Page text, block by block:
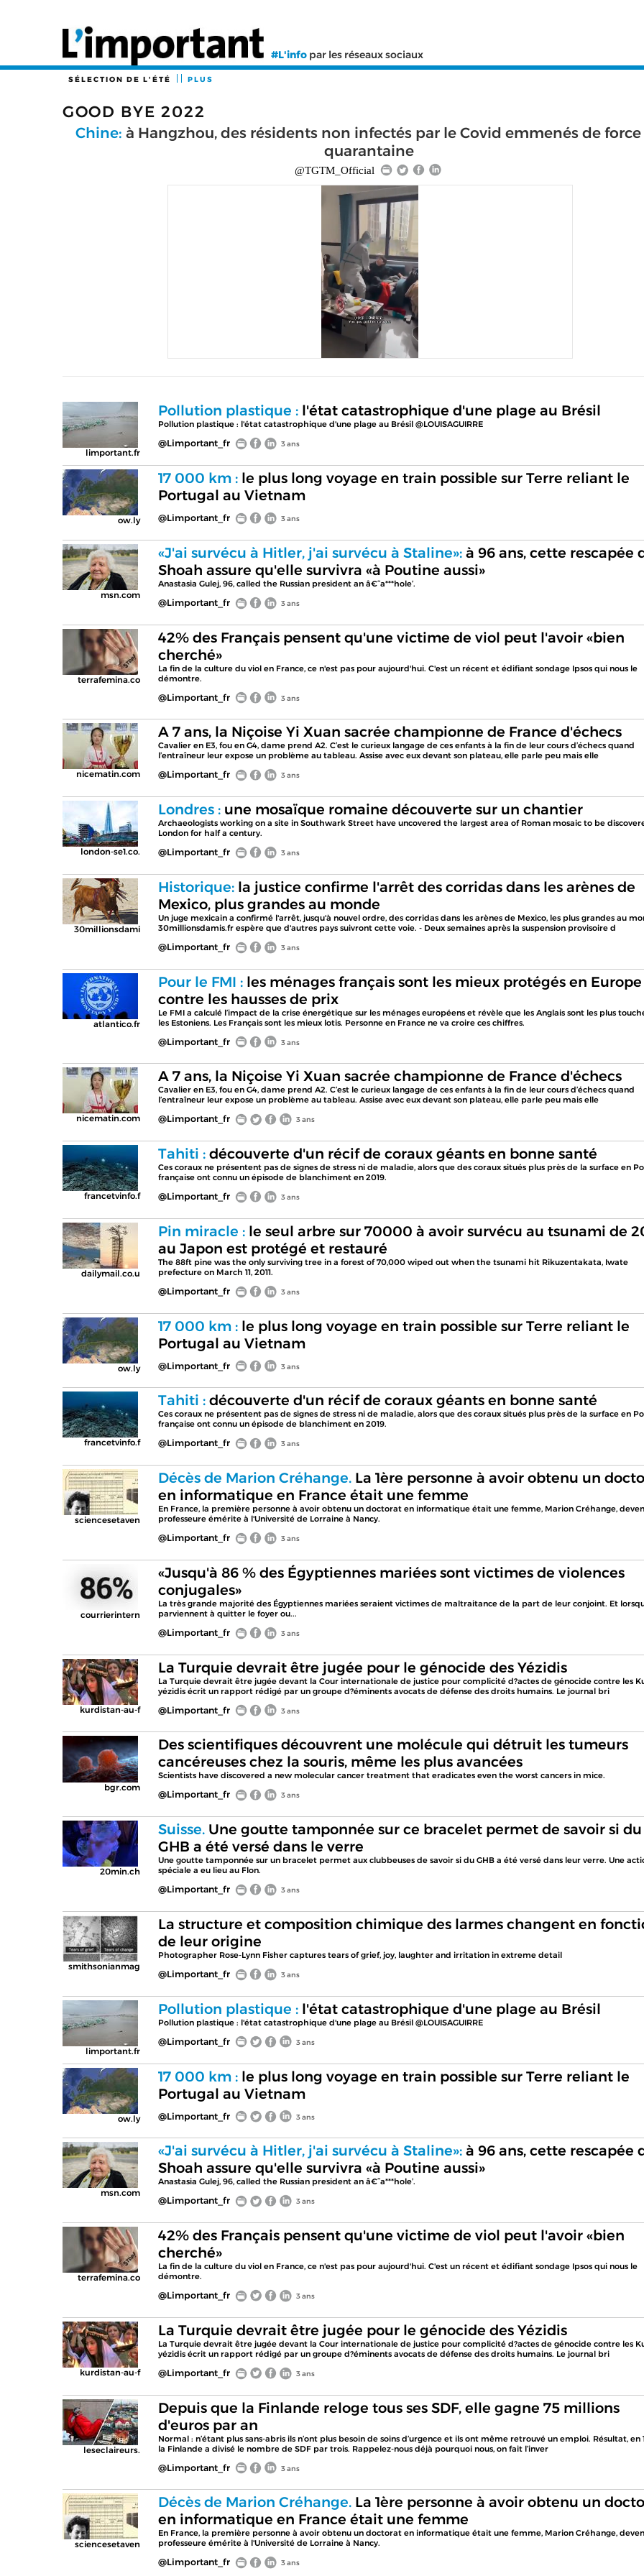
#L'info par les réseaux sociaux
SÉLECTION DE L'ÉTÉ PLUS
GOOD BYE 2022
Chine: à Hangzhou, des résidents non infectés par le Covid emmenés de
quarantaine
@TGTM_Official
limportant.fr
Pollution plastique :l'état catastrophique d'une plage au Brésil
Pollution plastique : l'état catastrophique d'une plage au Brésil @LOUISAGUIRRE
@Limportant_fr 3 ans
ow.ly
17 000 km :le plus long voyage en train possible sur Terre reliant le
Portugal au Vietnam
@Limportant_fr 3 ans
msn.com
«J'ai survécu à Hitler, j'ai survécu à Staline»:à 96 ans, cette rescapée
Shoah assure qu'elle survivra «à Poutine aussi»
Anastasia Gulej, 96, called the Russian president an â€˜a***hole’.
@Limportant_fr 3 ans
terrafemina.co
42% des Français pensent qu'une victime de viol peut l'avoir «bien
cherché»
La fin de la culture du viol en France, ce n'est pas pour aujourd'hui. C'est un récent et édifiant sondage Ipsos qui nous le
démontre.
@Limportant_fr 3 ans
nicematin.com
A 7 ans, la Niçoise Yi Xuan sacrée championne de France d'échecs
Cavalier en E3, fou en G4, dame prend A2. C’est le curieux langage de ces enfants à la fin de leur cours d’échecs quand
l’entraîneur leur expose un problème au tableau. Assise avec eux devant son plateau, elle parle peu mais elle
@Limportant_fr 3 ans
london-se1.co.
Londres :une mosaïque romaine découverte sur un chantier
Archaeologists working on a site in Southwark Street have uncovered the largest area of Roman mosaic to be
London for half a century.
@Limportant_fr 3 ans
30millionsdami
Historique:la justice confirme l'arrêt des corridas dans les arènes de
Mexico, plus grandes au monde
Un juge mexicain a confirmé l'arrêt, jusqu'à nouvel ordre, des corridas dans les arènes de Mexico, les plus grandes au
30millionsdamis.fr espère que d'autres pays suivront cette voie. - Deux semaines après la suspension provisoire d
@Limportant_fr 3 ans
atlantico.fr
Pour le FMI :les ménages français sont les mieux protégés en Europe
contre les hausses de prix
Le FMI a calculé l’impact de la crise énergétique sur les ménages européens et révèle que les Anglais sont les plus
les Estoniens. Les Français sont les mieux lotis. Personne en France ne va croire ces chiffres.
@Limportant_fr 3 ans
nicematin.com
A 7 ans, la Niçoise Yi Xuan sacrée championne de France d'échecs
Cavalier en E3, fou en G4, dame prend A2. C’est le curieux langage de ces enfants à la fin de leur cours d’échecs quand
l’entraîneur leur expose un problème au tableau. Assise avec eux devant son plateau, elle parle peu mais elle
@Limportant_fr 3 ans
francetvinfo.f
Tahiti :découverte d'un récif de coraux géants en bonne santé
Ces coraux ne présentent pas de signes de stress ni de maladie, alors que des coraux situés plus près de la surface en
française ont connu un épisode de blanchiment en 2019.
@Limportant_fr 3 ans
dailymail.co.u
Pin miracle :le seul arbre sur 70000 à avoir survécu au tsunami de
au Japon est protégé et restauré
The 88ft pine was the only surviving tree in a forest of 70,000 wiped out when the tsunami hit Rikuzentakata, Iwate
prefecture on March 11, 2011.
@Limportant_fr 3 ans
ow.ly
17 000 km :le plus long voyage en train possible sur Terre reliant le
Portugal au Vietnam
@Limportant_fr 3 ans
francetvinfo.f
Tahiti :découverte d'un récif de coraux géants en bonne santé
Ces coraux ne présentent pas de signes de stress ni de maladie, alors que des coraux situés plus près de la surface en
française ont connu un épisode de blanchiment en 2019.
@Limportant_fr 3 ans
sciencesetaven
Décès de Marion Créhange.La 1ère personne à avoir obtenu un
en informatique en France était une femme
En France, la première personne à avoir obtenu un doctorat en informatique était une femme, Marion Créhange,
professeure émérite à l'Université de Lorraine à Nancy.
@Limportant_fr 3 ans
courrierintern
«Jusqu'à 86 % des Égyptiennes mariées sont victimes de violences
conjugales»
La très grande majorité des Égyptiennes mariées seraient victimes de maltraitance de la part de leur conjoint. Et
parviennent à quitter le foyer ou...
@Limportant_fr 3 ans
kurdistan-au-f
La Turquie devrait être jugée pour le génocide des Yézidis
La Turquie devrait être jugée devant la Cour internationale de justice pour complicité d?actes de génocide contre les
yézidis écrit un rapport rédigé par un groupe d?éminents avocats de défense des droits humains. Le journal bri
@Limportant_fr 3 ans
bgr.com
Des scientifiques découvrent une molécule qui détruit les tumeurs
cancéreuses chez la souris, même les plus avancées
Scientists have discovered a new molecular cancer treatment that eradicates even the worst cancers in mice.
@Limportant_fr 3 ans
20min.ch
Suisse.Une goutte tamponnée sur ce bracelet permet de savoir si du
GHB a été versé dans le verre
Une goutte tamponnée sur un bracelet permet aux clubbeuses de savoir si du GHB a été versé dans leur verre. Une
spéciale a eu lieu au Flon.
@Limportant_fr 3 ans
smithsonianmag
La structure et composition chimique des larmes changent en
de leur origine
Photographer Rose-Lynn Fisher captures tears of grief, joy, laughter and irritation in extreme detail
@Limportant_fr 3 ans
limportant.fr
Pollution plastique :l'état catastrophique d'une plage au Brésil
Pollution plastique : l'état catastrophique d'une plage au Brésil @LOUISAGUIRRE
@Limportant_fr 3 ans
ow.ly
17 000 km :le plus long voyage en train possible sur Terre reliant le
Portugal au Vietnam
@Limportant_fr 3 ans
msn.com
«J'ai survécu à Hitler, j'ai survécu à Staline»:à 96 ans, cette rescapée
Shoah assure qu'elle survivra «à Poutine aussi»
Anastasia Gulej, 96, called the Russian president an â€˜a***hole’.
@Limportant_fr 3 ans
terrafemina.co
42% des Français pensent qu'une victime de viol peut l'avoir «bien
cherché»
La fin de la culture du viol en France, ce n'est pas pour aujourd'hui. C'est un récent et édifiant sondage Ipsos qui nous le
démontre.
@Limportant_fr 3 ans
kurdistan-au-f
La Turquie devrait être jugée pour le génocide des Yézidis
La Turquie devrait être jugée devant la Cour internationale de justice pour complicité d?actes de génocide contre les
yézidis écrit un rapport rédigé par un groupe d?éminents avocats de défense des droits humains. Le journal bri
@Limportant_fr 3 ans
leseclaireurs.
Depuis que la Finlande reloge tous ses SDF, elle gagne 75 millions
d'euros par an
Normal : n’étant plus sans-abris ils n’ont plus besoin de soins d’urgence et ils ont même retrouvé un emploi. Résultat, en
la Finlande a divisé le nombre de SDF par trois. Rappelez-nous déjà pourquoi nous, on fait l’inver
@Limportant_fr 3 ans
sciencesetaven
Décès de Marion Créhange.La 1ère personne à avoir obtenu un
en informatique en France était une femme
En France, la première personne à avoir obtenu un doctorat en informatique était une femme, Marion Créhange,
professeure émérite à l'Université de Lorraine à Nancy.
@Limportant_fr 3 ans